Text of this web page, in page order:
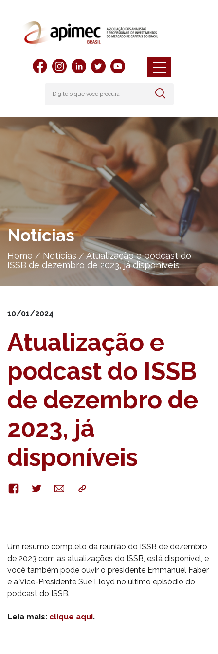
Notícias
Home / Notícias /Atualização e podcast do
ISSB de dezembro de 2023, já disponíveis
10/01/2024
Atualização e
podcast do ISSB
de dezembro de
2023, já
disponíveis
FacebookTwitterE-
mail
Copy
Um resumo completo da reunião do ISSB de dezembro
de 2023 com as atualizações do ISSB, está disponível, e
você também pode ouvir o presidente Emmanuel Faber
e a Vice-Presidente Sue Lloyd no último episódio do
podcast do ISSB.
Leia mais: clique aqui.